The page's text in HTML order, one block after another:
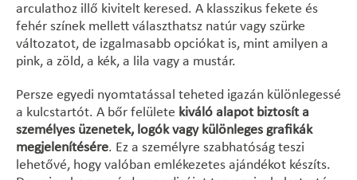
arculathoz illő kivitelt keresed. A klasszikus fekete és
fehér színek mellett választhatsz natúr vagy szürke
változatot, de izgalmasabb opciókat is, mint amilyen a
pink, a zöld, a kék, a lila vagy a mustár.
Persze egyedi nyomtatással teheted igazán különlegessé
a kulcstartót. A bőr felülete kiváló alapot biztosít a
személyes üzenetek, logók vagy különleges grafikák
megjelenítésére. Ez a személyre szabhatóság teszi
lehetővé, hogy valóban emlékezetes ajándékot készíts.